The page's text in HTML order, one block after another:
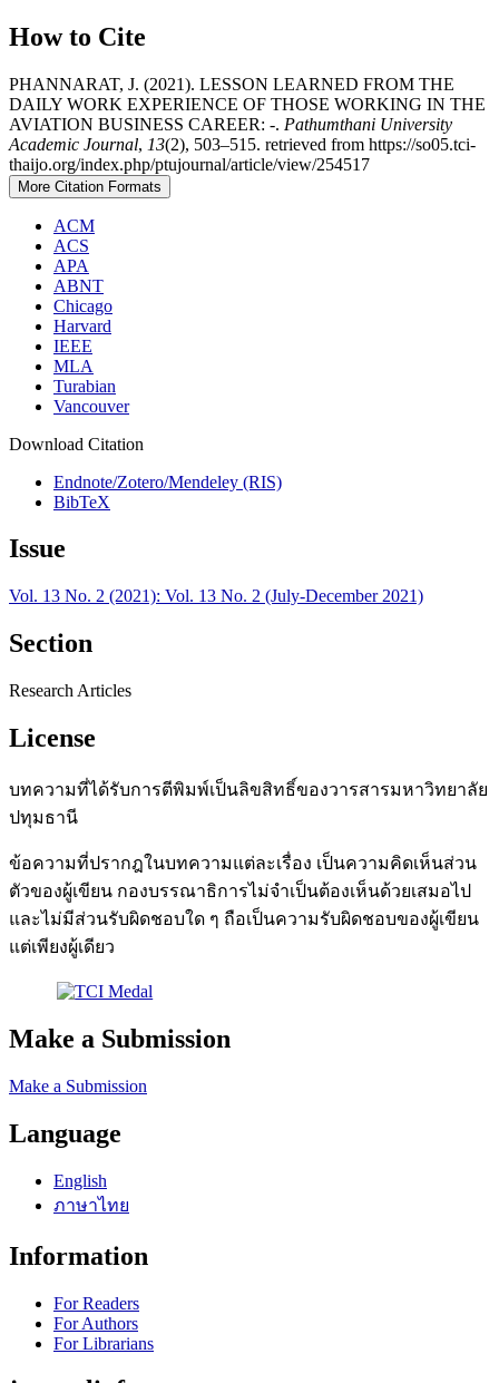
How to Cite
PHANNARAT, J. (2021). LESSON LEARNED FROM THE
DAILY WORK EXPERIENCE OF THOSE WORKING IN THE
AVIATION BUSINESS CAREER: -. Pathumthani University
Academic Journal, 13(2), 503–515. retrieved from https://so05.tci-
thaijo.org/index.php/ptujournal/article/view/254517
More Citation Formats
ACM
ACS
APA
ABNT
Chicago
Harvard
IEEE
MLA
Turabian
Vancouver
Download Citation
Endnote/Zotero/Mendeley (RIS)
BibTeX
Issue
Vol. 13 No. 2 (2021): Vol. 13 No. 2 (July-December 2021)
Section
Research Articles
License
บทความที่ได้รับการตีพิมพ์เป็นลิขสิทธิ์ของวารสารมหาวิทยาลัย
ปทุมธานี
ข้อความที่ปรากฎในบทความแต่ละเรื่อง เป็นความคิดเห็นส่วน
ตัวของผู้เขียน กองบรรณาธิการไม่จำเป็นต้องเห็นด้วยเสมอไป
และไม่มีส่วนรับผิดชอบใด ๆ ถือเป็นความรับผิดชอบของผู้เขียน
แต่เพียงผู้เดียว
Make a Submission
Make a Submission
Language
English
ภาษาไทย
Information
For Readers
For Authors
For Librarians